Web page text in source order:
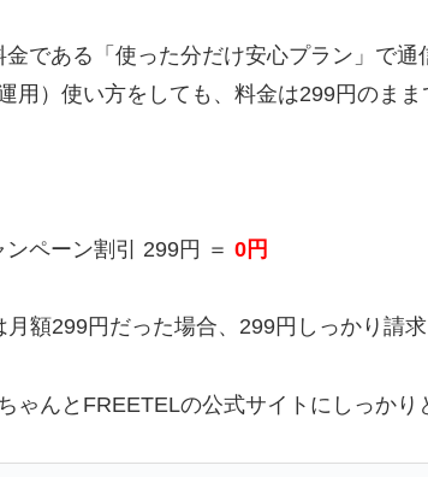
である「使った分だけ安心プラン」で通
用）使い方をしても、料金は299円のまま
ペーン割引 299円 ＝ 0円
額299円だった場合、299円しっかり請求
ゃんとFREETELの公式サイトにしっかり